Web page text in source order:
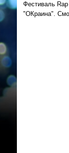
Фестиваль
"ОКраина".